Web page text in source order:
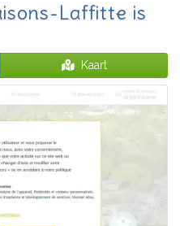
Laffitte is
Kaart